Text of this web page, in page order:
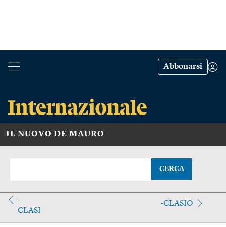
Abbonarsi
IL NUOVO DE MAURO
CERCA
-
CLASI
-CLASIO